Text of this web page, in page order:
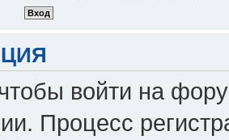
войти на
Процесс